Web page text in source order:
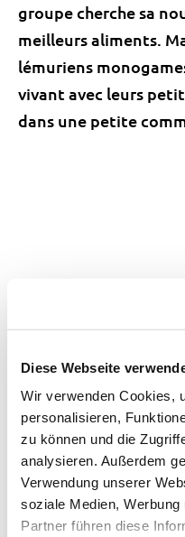
Diese Webseite
Wir verwenden Cookies,
personalisieren,
zu können und die
analysieren. Außerdem
Verwendung unserer
soziale Medien,
Partner führen diese
groupe cherche sa
meilleurs aliments.
lémuriens
vivant avec leurs
dans une petite
arrivés à
Madagascar est une
séparée du continent
Mozambique. Ce bras
largeur de 400 km
Suisse d'ouest en